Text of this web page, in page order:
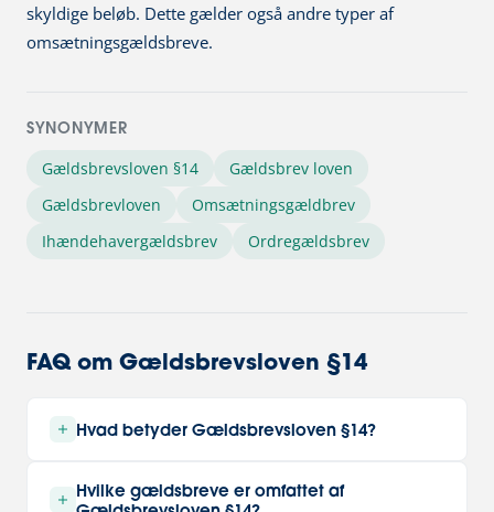
skyldige beløb. Dette gælder også andre typer af
omsætningsgældsbreve.
SYNONYMER
Gældsbrevsloven §14
Gældsbrev loven
Gældsbrevloven
Omsætningsgældbrev
Ihændehavergældsbrev
Ordregældsbrev
FAQ om Gældsbrevsloven §14
Hvad betyder Gældsbrevsloven §14?
regler som gælder i forhold til
Hvilke gældsbreve er omfattet af